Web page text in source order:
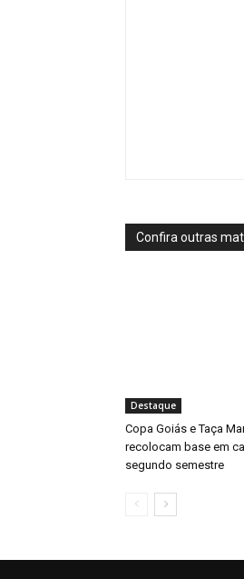
Confira outras
Destaque
Copa Goiás e Taça
recolocam base em
segundo semestre